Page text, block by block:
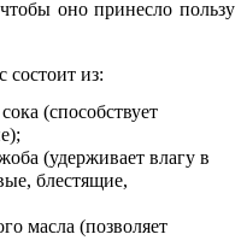
оно принесло пользу
состоит из:
(способствует
(удерживает влагу в
блестящие,
масла (позволяет